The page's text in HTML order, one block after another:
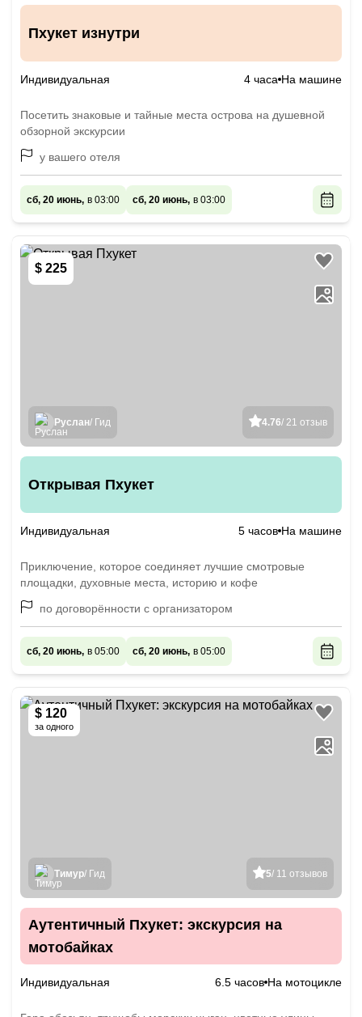
Пхукет изнутри
Индивидуальная 4 часа На машине
Посетить знаковые и тайные места острова на душевной
обзорной экскурсии
у вашего отеля
сб, 20 июнь, в 03:00 сб, 20 июнь, в 03:00
$ 225
4.76/ 21 отзыв
Руслан/ Гид
Открывая Пхукет
Индивидуальная 5 часов На машине
Приключение, которое соединяет лучшие смотровые
площадки, духовные места, историю и кофе
по договорённости с организатором
сб, 20 июнь, в 05:00 сб, 20 июнь, в 05:00
$ 120
за одного
5/ 11 отзывов
Тимур/ Гид
Аутентичный Пхукет: экскурсия на
мотобайках
Индивидуальная 6.5 часов На мотоцикле